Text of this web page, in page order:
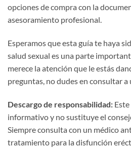
opciones de compra con la
asesoramiento profesional.
Esperamos que esta guía te haya
salud sexual es una parte
merece la atención que le estás
preguntas, no dudes en consultar
Descargo de responsabilidad:
informativo y no sustituye el
Siempre consulta con un médico
tratamiento para la disfunción